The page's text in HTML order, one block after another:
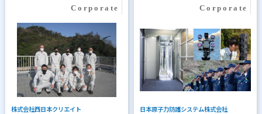
株式会社西日本クリエイト 日本原子力防護システム株式会社